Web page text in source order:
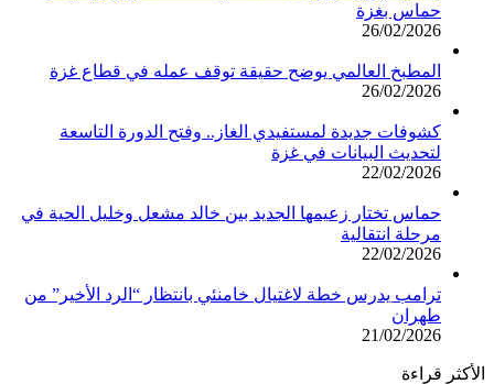
حماس بغزة
26/02/2026
المطبخ العالمي يوضح حقيقة توقف عمله في قطاع غزة
26/02/2026
كشوفات جديدة لمستفيدي الغاز.. وفتح الدورة التاسعة
لتحديث البيانات في غزة
22/02/2026
حماس تختار زعيمها الجديد بين خالد مشعل وخليل الحية في
مرحلة انتقالية
22/02/2026
ترامب يدرس خطة لاغتيال خامنئي بانتظار “الرد الأخير” من
طهران
21/02/2026
الأكثر قراءة